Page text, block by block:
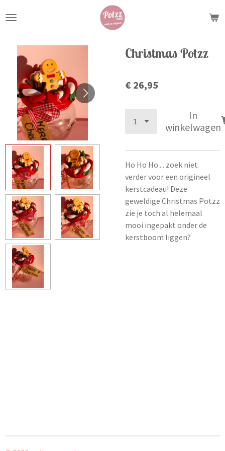
direct
hoofdinhoud
Christmas Potzz
€ 26,95
In
winkelwagen
Ho Ho Ho.... zoek niet
verder voor een origineel
kerstcadeau! Deze
geweldige Christmas Potzz
zie je toch al helemaal
mooi ingepakt onder de
kerstboom liggen?